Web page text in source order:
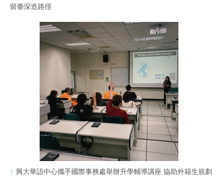
留臺深造路徑
興大華語中心攜手國際事務處舉辦升學輔導講座 協助外籍生規劃